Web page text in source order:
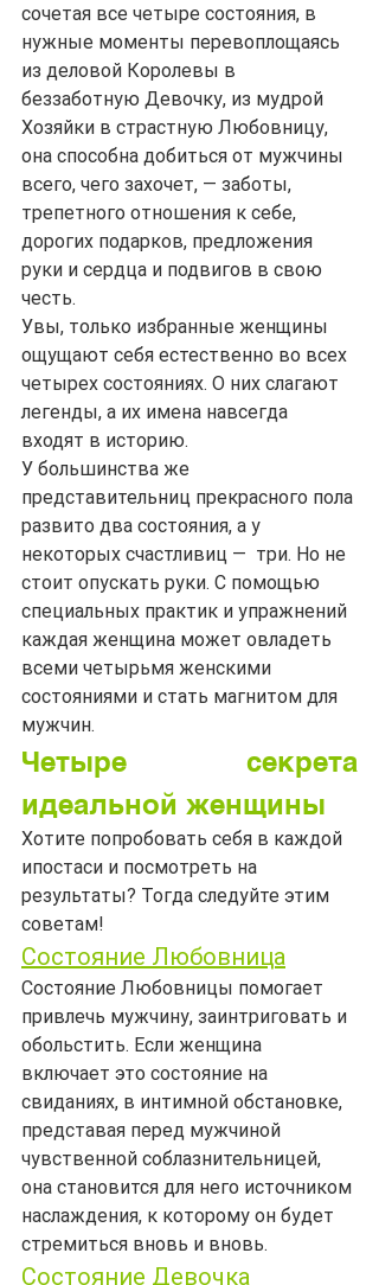
сочетая все четыре состояния, в
нужные моменты перевоплощаясь
из деловой Королевы в
беззаботную Девочку, из мудрой
Хозяйки в страстную Любовницу,
она способна добиться от мужчины
всего, чего захочет, — заботы,
трепетного отношения к себе,
дорогих подарков, предложения
руки и сердца и подвигов в свою
честь.
Увы, только избранные женщины
ощущают себя естественно во всех
четырех состояниях. О них слагают
легенды, а их имена навсегда
входят в историю.
У большинства же
представительниц прекрасного пола
развито два состояния, а у
некоторых счастливиц —  три. Но не
стоит опускать руки. С помощью
специальных практик и упражнений
каждая женщина может овладеть
всеми четырьмя женскими
состояниями и стать магнитом для
мужчин.
Четыре секрета
идеальной женщины
Хотите попробовать себя в каждой
ипостаси и посмотреть на
результаты? Тогда следуйте этим
советам!
Состояние Любовница
Состояние Любовницы помогает
привлечь мужчину, заинтриговать и
обольстить. Если женщина
включает это состояние на
свиданиях, в интимной обстановке,
представая перед мужчиной
чувственной соблазнительницей,
она становится для него источником
наслаждения, к которому он будет
стремиться вновь и вновь.
Состояние Девочка